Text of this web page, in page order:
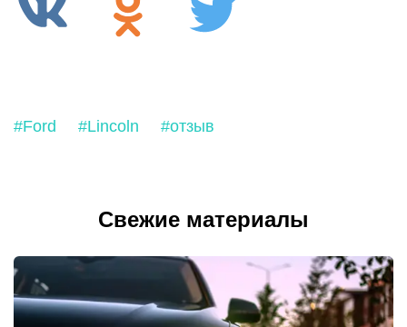
#Ford #Lincoln #отзыв
Свежие материалы